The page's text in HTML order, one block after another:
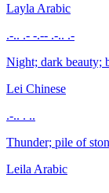
Layla Arabic
.-.. .- -.-- .-.. .-
Night; dark beauty;
Lei Chinese
.-.. . ..
Thunder; pile of
Leila Arabic